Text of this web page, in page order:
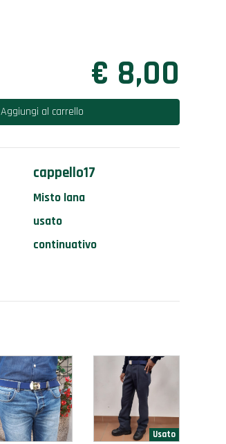
€ 8,00
Aggiungi al carrello
cappello17
Misto lana
usato
continuativo